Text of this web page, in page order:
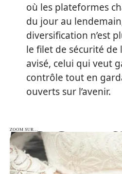
où les plateformes
du jour au
diversification n’est
le filet de sécurité de
avisé, celui qui veut
contrôle tout en
ouverts sur l’avenir.
ZOOM
ZOOM SUR…